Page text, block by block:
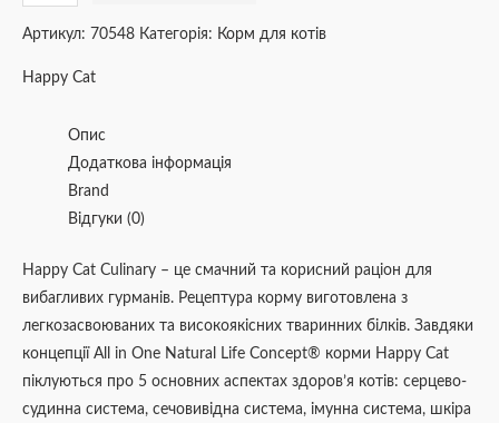
Артикул: 70548 Категорія: Корм для котів
Happy Cat
Опис
Додаткова інформація
Brand
Відгуки (0)
Happy Cat Culinary – це смачний та корисний раціон для
вибагливих гурманів. Рецептура корму виготовлена з
легкозасвоюваних та високоякісних тваринних білків. Завдяки
концепції All in One Natural Life Concept® корми Happy Cat
піклуються про 5 основних аспектах здоров’я котів: серцево-
судинна система, сечовивідна система, імунна система, шкіра